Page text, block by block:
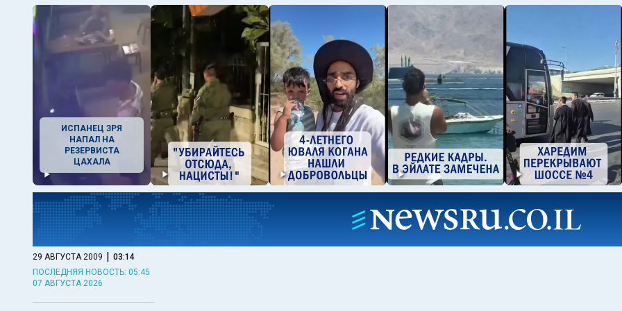
ИСПАНЕЦ ЗРЯ
НАПАЛ НА
РЕЗЕРВИСТА
ЦАХАЛА
29 АВГУСТА 2009 | 03:14
ПОСЛЕДНЯЯ НОВОСТЬ: 05:45
07 АВГУСТА 2026